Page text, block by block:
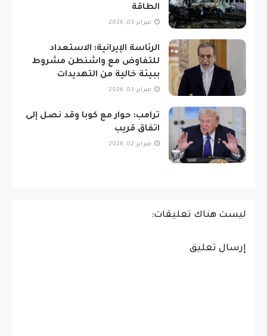
الطاقة
فبراير 03, 2026
الرئاسة الإيرانية: الاستعداد
للتفاوض مع واشنطن مشروط
ببيئة خالية من التهديدات
فبراير 03, 2026
ترامب: حوار مع كوبا وقد نصل إلى
اتفاق قريب
فبراير 02, 2026
ليست هناك تعليقات:
إرسال تعليق